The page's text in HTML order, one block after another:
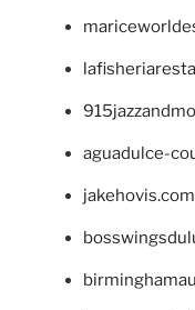
aguadulce-
jakehovis.com